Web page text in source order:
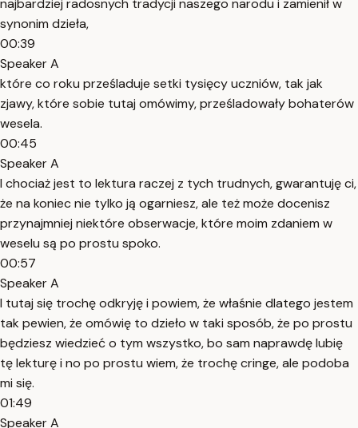
najbardziej radosnych tradycji naszego narodu i zamienił w
synonim dzieła,
00:39
Speaker A
które co roku prześladuje setki tysięcy uczniów, tak jak
zjawy, które sobie tutaj omówimy, prześladowały bohaterów
wesela.
00:45
Speaker A
I chociaż jest to lektura raczej z tych trudnych, gwarantuję ci,
że na koniec nie tylko ją ogarniesz, ale też może docenisz
przynajmniej niektóre obserwacje, które moim zdaniem w
weselu są po prostu spoko.
00:57
Speaker A
I tutaj się trochę odkryję i powiem, że właśnie dlatego jestem
tak pewien, że omówię to dzieło w taki sposób, że po prostu
będziesz wiedzieć o tym wszystko, bo sam naprawdę lubię
tę lekturę i no po prostu wiem, że trochę cringe, ale podoba
mi się.
01:49
Speaker A